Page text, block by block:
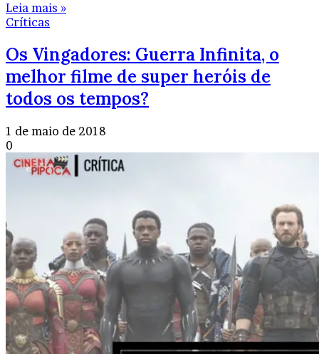
Leia mais »
Críticas
Os Vingadores: Guerra Infinita, o
melhor filme de super heróis de
todos os tempos?
1 de maio de 2018
0